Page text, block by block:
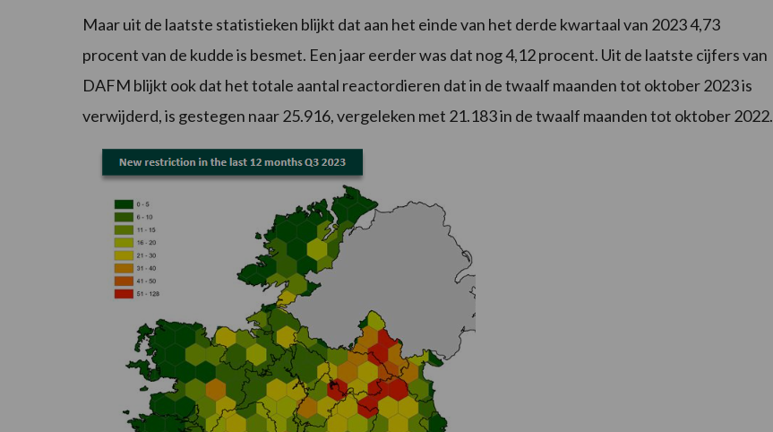
Maar uit de laatste statistieken blijkt dat aan het einde van het derde kwartaal van 2023 4,73
procent van de kudde is besmet. Een jaar eerder was dat nog 4,12 procent. Uit de laatste cijfers van
DAFM blijkt ook dat het totale aantal reactordieren dat in de twaalf maanden tot oktober 2023 is
verwijderd, is gestegen naar 25.916, vergeleken met 21.183 in de twaalf maanden tot oktober 2022.